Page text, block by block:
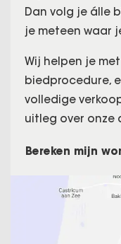
Dan volg je álle
je meteen waar
Wij helpen je
biedprocedure,
volledige
uitleg over onze
Bereken mijn